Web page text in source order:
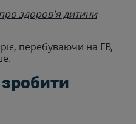
здоров'я дитини
перебуваючи на ГВ,
зробити